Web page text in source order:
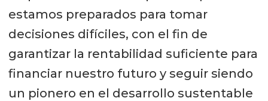
estamos preparados para tomar
decisiones difíciles, con el fin de
garantizar la rentabilidad suficiente para
financiar nuestro futuro y seguir siendo
un pionero en el desarrollo sustentable